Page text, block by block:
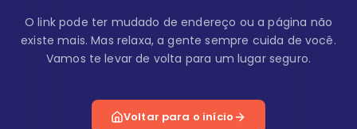
O link pode ter mudado de endereço ou a página não
existe mais. Mas relaxa, a gente sempre cuida de você.
Vamos te levar de volta para um lugar seguro.
Voltar para o início